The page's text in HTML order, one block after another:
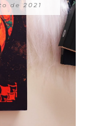
de 2021